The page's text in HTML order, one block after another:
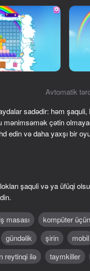
Puzzle!
84
75
Avtomatik
sadədir: həm
mənimsəmək çətin
edin və daha yaxşı bir
şaquli və ya üfüqi
iş masası kompüter üçün
gündəlik şirin mobil
reytinqi ilə taymkiller